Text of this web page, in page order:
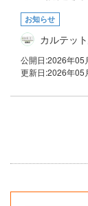
広告代理店・
お申し込みか
お知らせ
カルテッ
公開日:2026年05
更新日:2026年05